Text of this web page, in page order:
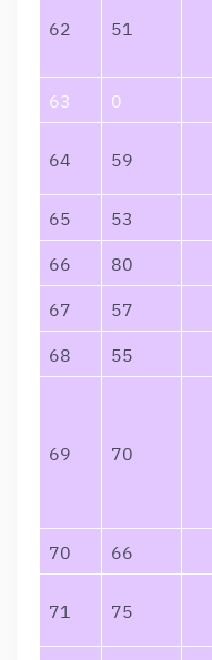
62 51
63 0
64 59
65 53
66
80
67
57
68
55
69 70
70 66
71 75